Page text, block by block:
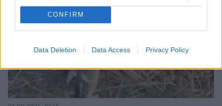
CONFIRM
Data Deletion Data Access Privacy Policy